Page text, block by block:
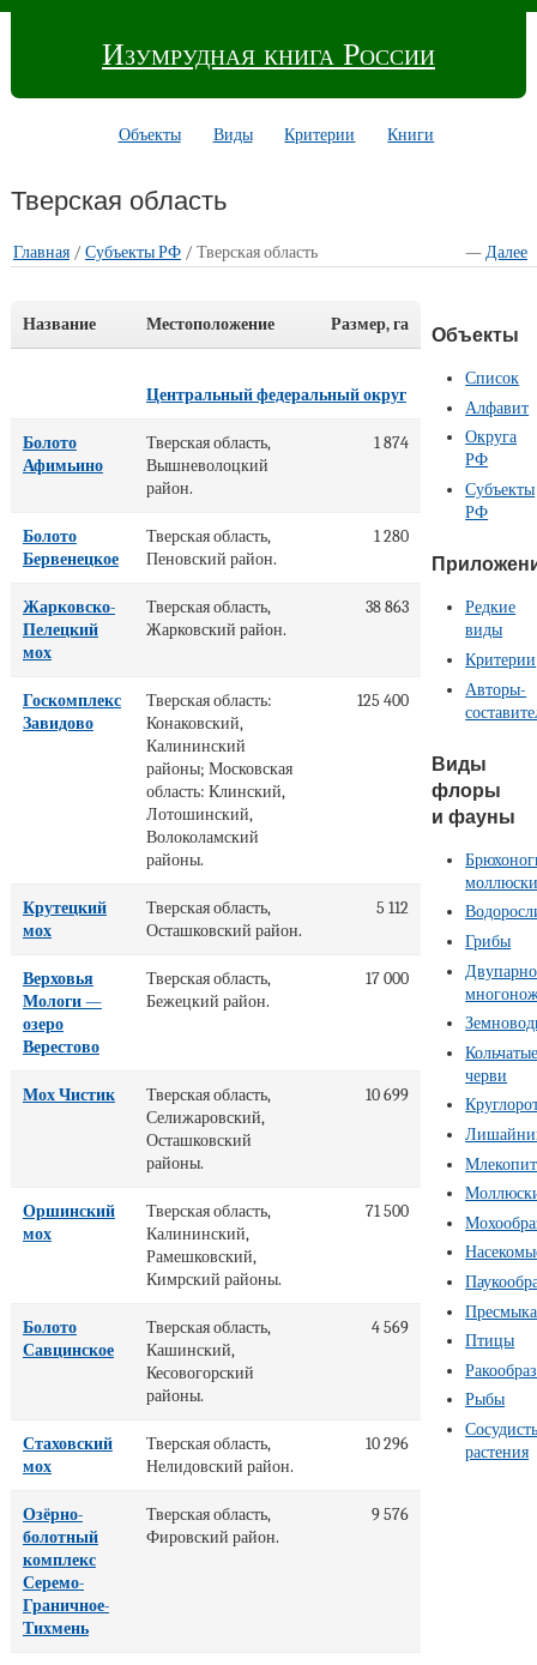
Изумрудная книга России
Объекты Виды Критерии Книги
Тверская область
Главная/ —Далее
Субъекты РФ/ Тверская область
Название Местоположение Размер, га
Центральный федеральный округ
Болото
Афимьино
Тверская область,
Вышневолоцкий
район.
1 874
Болото
Бервенецкое
Тверская область,
Пеновский район.
1 280
Жарковско-
Пелецкий
мох
Тверская область,
Жарковский район.
38 863
Госкомплекс
Завидово
Тверская область:
Конаковский,
Калининский
районы; Московская
область: Клинский,
Лотошинский,
Волоколамский
районы.
125 400
Крутецкий
мох
Тверская область,
Осташковский район.
5 112
Верховья
Мологи —
озеро
Верестово
Тверская область,
Бежецкий район.
17 000
Мох Чистик
Тверская область,
Селижаровский,
Осташковский
районы.
10 699
Оршинский
мох
Тверская область,
Калининский,
Рамешковский,
Кимрский районы.
71 500
Болото
Савцинское
Тверская область,
Кашинский,
Кесовогорский
районы.
4 569
Стаховский
мох
Тверская область,
Нелидовский район.
10 296
Озёрно-
болотный
комплекс
Серемо-
Граничное-
Тихмень
Тверская область,
Фировский район.
9 576
Объекты
Список
Алфавит
Округа
РФ
Субъекты
РФ
Редкие
виды
Критерии
Авторы-
Виды
флоры
и фауны
Грибы
черви
Птицы
Рыбы
растения